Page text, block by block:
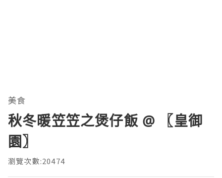
美食
秋冬暖笠笠之煲仔飯 @ 〖皇御
園〗
瀏覽次數:20474